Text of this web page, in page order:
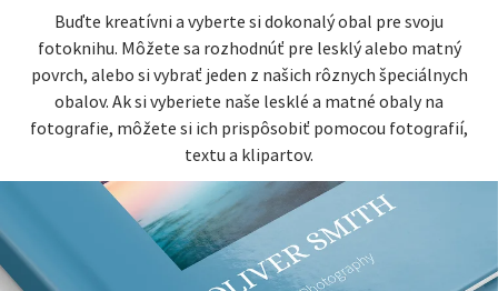
Buďte kreatívni a vyberte si dokonalý obal pre svoju
fotoknihu. Môžete sa rozhodnúť pre lesklý alebo matný
povrch, alebo si vybrať jeden z našich rôznych špeciálnych
obalov. Ak si vyberiete naše lesklé a matné obaly na
fotografie, môžete si ich prispôsobiť pomocou fotografií,
textu a klipartov.